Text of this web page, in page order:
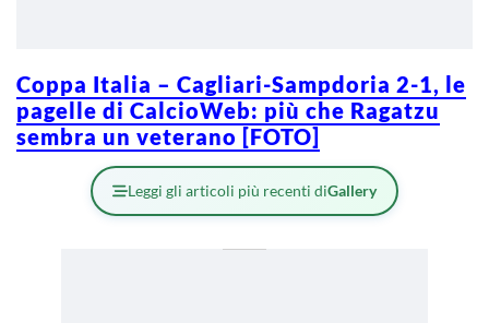
Coppa Italia – Cagliari-Sampdoria 2-1, le
pagelle di CalcioWeb: più che Ragatzu
sembra un veterano [FOTO]
Leggi gli articoli più recenti diGallery